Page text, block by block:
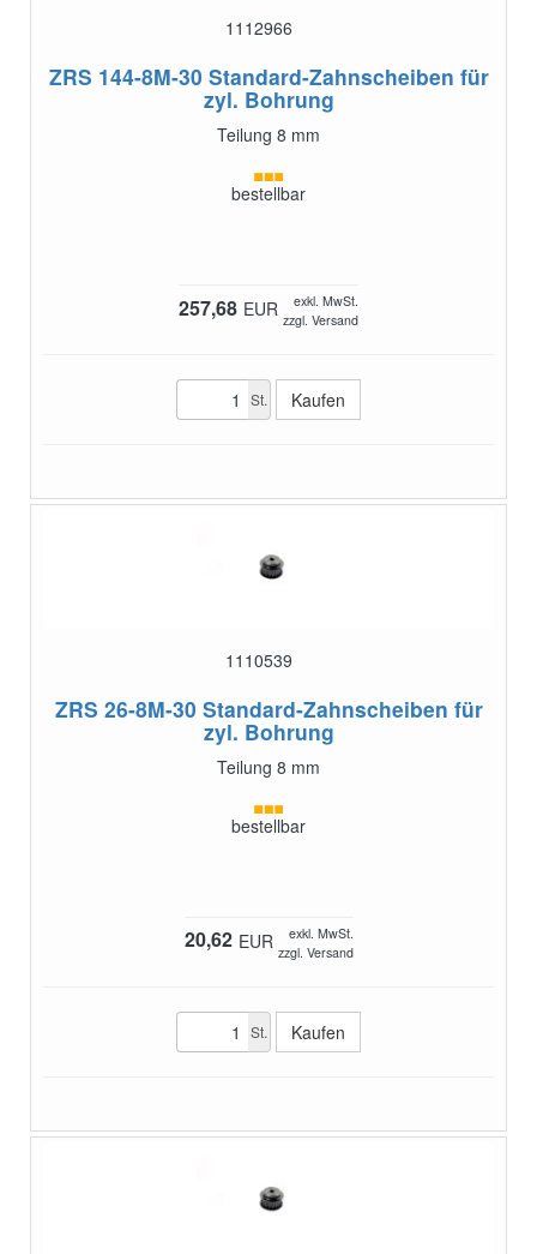
1112966
ZRS 144-8M-30 Standard-Zahnscheiben für
zyl. Bohrung
Teilung 8 mm
bestellbar
257,68 EUR
exkl. MwSt.
zzgl. Versand
St.
1110539
ZRS 26-8M-30 Standard-Zahnscheiben für
zyl. Bohrung
Teilung 8 mm
bestellbar
20,62 EUR
exkl. MwSt.
zzgl. Versand
St.